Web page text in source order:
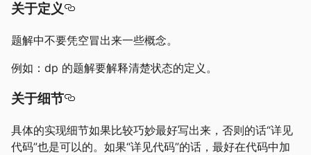
关于定义
题解中不要凭空冒出来一些概念。
例如：dp 的题解要解释清楚状态的定义。
关于细节
具体的实现细节如果比较巧妙最好写出来，否则的话“详见
代码”也是可以的。如果“详见代码”的话，最好在代码中加